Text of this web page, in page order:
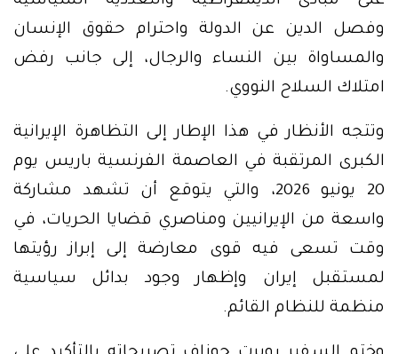
وفصل الدين عن الدولة واحترام حقوق الإنسان
والمساواة بين النساء والرجال، إلى جانب رفض
امتلاك السلاح النووي.
وتتجه الأنظار في هذا الإطار إلى التظاهرة الإيرانية
الكبرى المرتقبة في العاصمة الفرنسية باريس يوم
20 يونيو 2026، والتي يتوقع أن تشهد مشاركة
واسعة من الإيرانيين ومناصري قضايا الحريات، في
وقت تسعى فيه قوى معارضة إلى إبراز رؤيتها
لمستقبل إيران وإظهار وجود بدائل سياسية
منظمة للنظام القائم.